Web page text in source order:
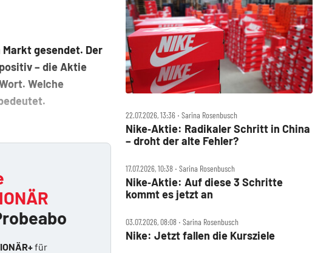
gesendet. Der
– die Aktie
Welche
für
22.07.2026, 13:36 ‧ Sarina Rosenbusch
Nike‑Aktie: Radikaler Schritt in China
– droht der alte Fehler?
17.07.2026, 10:38 ‧ Sarina Rosenbusch
Nike‑Aktie: Auf diese 3 Schritte
kommt es jetzt an
03.07.2026, 08:08 ‧ Sarina Rosenbusch
Nike: Jetzt fallen die Kursziele